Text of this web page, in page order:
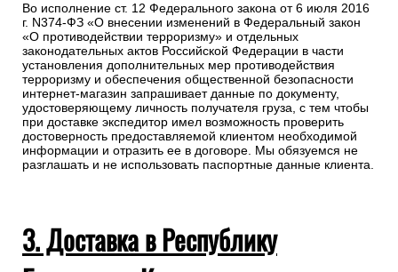
Во исполнение ст. 12 Федерального закона от 6 июля 2016
г. N374-ФЗ «О внесении изменений в Федеральный закон
«О противодействии терроризму» и отдельных
законодательных актов Российской Федерации в части
установления дополнительных мер противодействия
терроризму и обеспечения общественной безопасности
интернет-магазин запрашивает данные по документу,
удостоверяющему личность получателя груза, с тем чтобы
при доставке экспедитор имел возможность проверить
достоверность предоставляемой клиентом необходимой
информации и отразить ее в договоре. Мы обязуемся не
разглашать и не использовать паспортные данные клиента.
3. Доставка в Республику